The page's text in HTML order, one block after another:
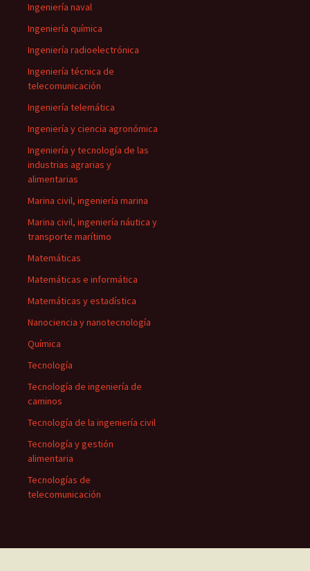
Ingeniería naval
Ingeniería química
Ingeniería radioelectrónica
Ingeniería técnica de
telecomunicación
Ingeniería telemática
Ingeniería y ciencia agronómica
Ingeniería y tecnología de las
industrias agrarias y
alimentarias
Marina civil, ingeniería marina
Marina civil, ingeniería náutica y
transporte marítimo
Matemáticas
Matemáticas e informática
Matemáticas y estadística
Nanociencia y nanotecnología
Química
Tecnología
Tecnología de ingeniería de
caminos
Tecnología de la ingeniería civil
Tecnología y gestión
alimentaria
Tecnologías de
telecomunicación